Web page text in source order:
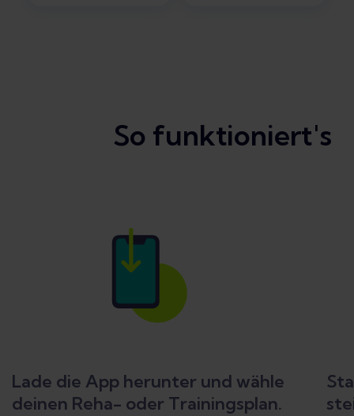
So funktioniert's
Lade die App herunter und wähle
deinen Reha- oder Trainingsplan.